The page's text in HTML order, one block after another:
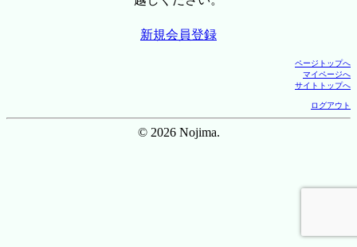
新規会員登録
ページトップへ
マイページへ
サイトトップへ
ログアウト
© 2026 Nojima.